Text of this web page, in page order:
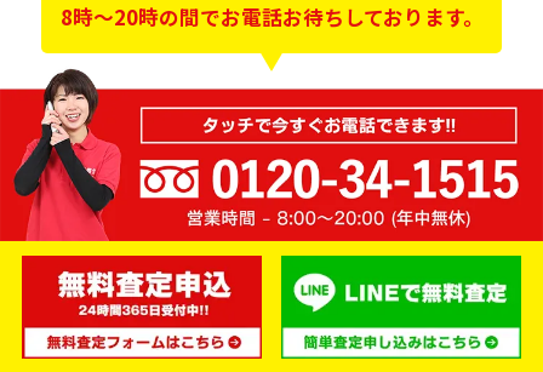
8時～20時の間でお電話お待ちしております。